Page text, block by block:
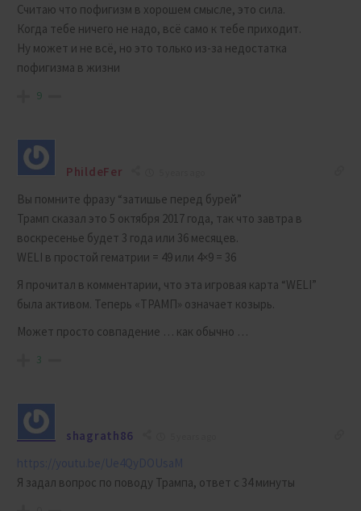
Считаю что пофигизм в хорошем смысле, это сила.
Когда тебе ничего не надо, всё само к тебе приходит.
Ну может и не всё, но это только из-за недостатка
пофигизма в жизни
9
PhildeFer
Вы помните фразу “затишье перед бурей”
Трамп сказал это 5 октября 2017 года, так что завтра в
воскресенье будет 3 года или 36 месяцев.
WELI в простой гематрии = 49 или 4×9 = 36
Я прочитал в комментарии, что эта игровая карта “WELI”
была активом. Теперь «ТРАМП» означает козырь.
Может просто совпадение … как обычно …
3
shagrath86
https://youtu.be/Ue4QyDOUsaM
Я задал вопрос по поводу Трампа, ответ с 34 минуты